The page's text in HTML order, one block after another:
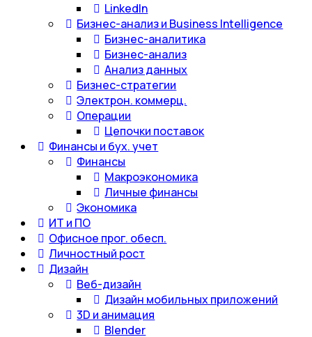
LinkedIn
Бизнес-анализ и Business Intelligence
Бизнес-аналитика
Бизнес-анализ
Анализ данных
Бизнес-стратегии
Электрон. коммерц.
Операции
Цепочки поставок
Финансы и бух. учет
Финансы
Макроэкономика
Личные финансы
Экономика
ИТ и ПО
Офисное прог. обесп.
Личностный рост
Дизайн
Веб-дизайн
Дизайн мобильных приложений
3D и анимация
Blender